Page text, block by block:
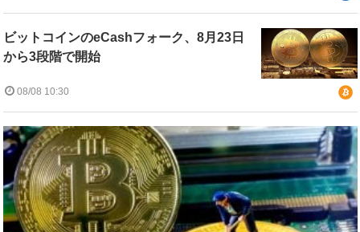
ビットコインのeCashフォーク、8月23日
から3段階で開始
08/08 10:30